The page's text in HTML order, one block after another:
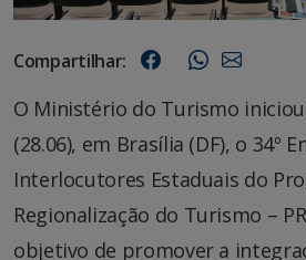
Compartilhar:
O Ministério do Turismo
(28.06), em Brasília (DF), o 34º
Interlocutores Estaduais do
Regionalização do Turismo –
objetivo de promover a